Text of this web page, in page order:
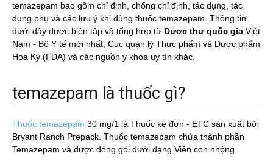
temazepam bao gồm chỉ định, chống chỉ định, tác dụng, tác
dụng phụ và các lưu ý khi dùng thuốc temazepam. Thông tin
dưới đây được biên tập và tổng hợp từ Dược thư quốc gia Việt
Nam - Bộ Y tế mới nhất, Cục quản lý Thực phẩm và Dược phẩm
Hoa Kỳ (FDA) và các nguồn y khoa uy tín khác.
temazepam là thuốc gì?
Thuốc temazepam 30 mg/1 là Thuốc kê đơn - ETC sản xuất bởi
Bryant Ranch Prepack. Thuốc temazepam chứa thành phần
Temazepam và được đóng gói dưới dạng Viên con nhộng